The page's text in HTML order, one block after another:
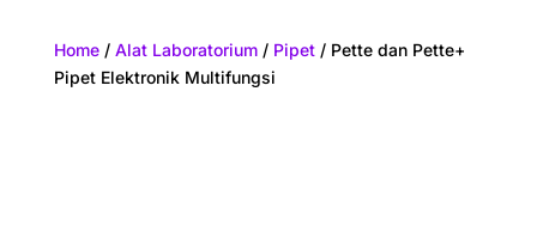
Home/ Alat Laboratorium/ Pipet/ Pette dan Pette+
Pipet Elektronik Multifungsi